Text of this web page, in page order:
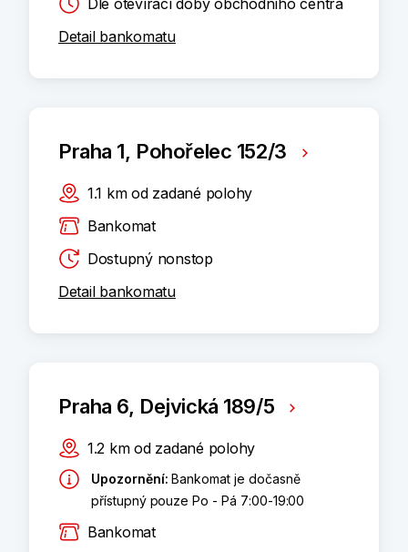
Dle otevírací doby obchodního centra
Detail bankomatu
Praha 1, Pohořelec 152/3
1.1 km od zadané polohy
Bankomat
Dostupný nonstop
Detail bankomatu
Praha 6, Dejvická 189/5
1.2 km od zadané polohy
Upozornění: Bankomat je dočasně
přístupný pouze Po - Pá 7:00-19:00
Bankomat